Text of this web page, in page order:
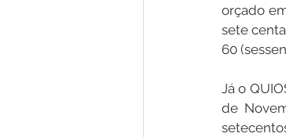
orçado
sete
60
Já o
de